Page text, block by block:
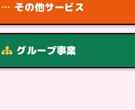
その他サービス
グループ事業